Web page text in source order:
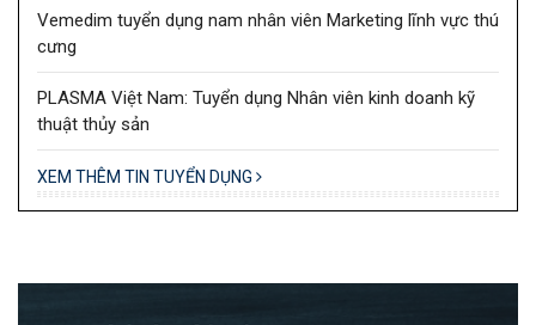
Vemedim tuyển dụng nam nhân viên Marketing lĩnh vực thú
cưng
PLASMA Việt Nam: Tuyển dụng Nhân viên kinh doanh kỹ
thuật thủy sản
XEM THÊM TIN TUYỂN DỤNG